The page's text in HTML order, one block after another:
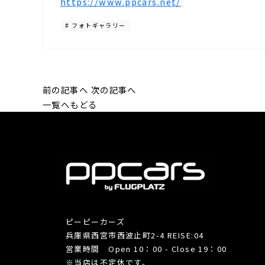
# フォトギャラリー
前の記事へ 次の記事へ
一覧へもどる
ピーピーカーズ
兵庫県西宮市西波止町2-4 REISE:04
営業時間 Open 10：00 - Close 19：00
※当店は不定休です。